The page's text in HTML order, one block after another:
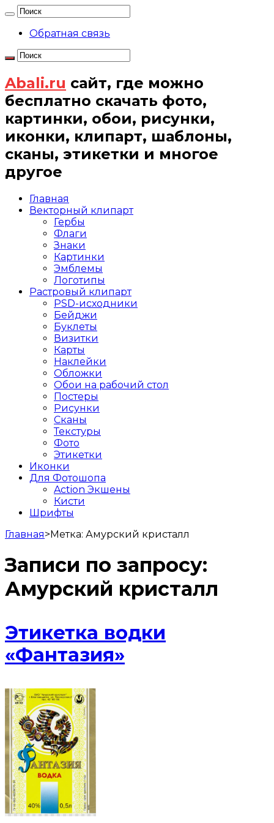
Обратная связь
Abali.ru сайт, где можно
бесплатно скачать фото,
картинки, обои, рисунки,
иконки, клипарт, шаблоны,
сканы, этикетки и многое
другое
Главная
Векторный клипарт
Гербы
Флаги
Знаки
Картинки
Эмблемы
Логотипы
Растровый клипарт
PSD-исходники
Бейджи
Буклеты
Визитки
Карты
Наклейки
Обложки
Обои на рабочий стол
Постеры
Рисунки
Сканы
Текстуры
Фото
Этикетки
Иконки
Для Фотошопа
Action Экшены
Кисти
Шрифты
Главная>Метка: Амурский кристалл
Записи по запросу:
Амурский кристалл
Этикетка водки
«Фантазия»